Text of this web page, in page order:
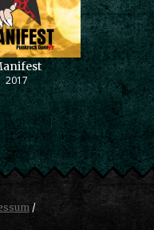
2017
/